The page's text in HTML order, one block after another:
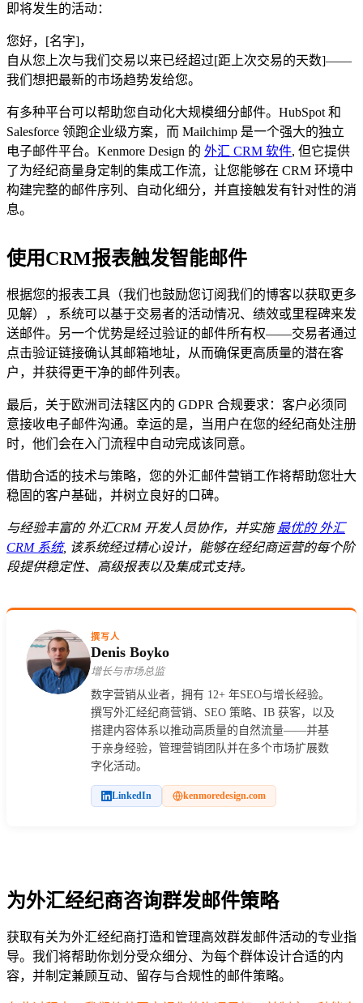
即将发生的活动：
您好，[名字]，
自从您上次与我们交易以来已经超过[距上次交易的天数]——
我们想把最新的市场趋势发给您。
有多种平台可以帮助您自动化大规模细分邮件。HubSpot 和
Salesforce 领跑企业级方案，而 Mailchimp 是一个强大的独立
电子邮件平台。Kenmore Design 的 外汇 CRM 软件, 但它提供
了为经纪商量身定制的集成工作流，让您能够在 CRM 环境中
构建完整的邮件序列、自动化细分，并直接触发有针对性的消
息。
使用CRM报表触发智能邮件
根据您的报表工具（我们也鼓励您订阅我们的博客以获取更多
见解），系统可以基于交易者的活动情况、绩效或里程碑来发
送邮件。另一个优势是经过验证的邮件所有权——交易者通过
点击验证链接确认其邮箱地址，从而确保更高质量的潜在客
户，并获得更干净的邮件列表。
最后，关于欧洲司法辖区内的 GDPR 合规要求：客户必须同
意接收电子邮件沟通。幸运的是，当用户在您的经纪商处注册
时，他们会在入门流程中自动完成该同意。
借助合适的技术与策略，您的外汇邮件营销工作将帮助您壮大
稳固的客户基础，并树立良好的口碑。
与经验丰富的 外汇CRM 开发人员协作，并实施 最优的 外汇
CRM 系统, 该系统经过精心设计，能够在经纪商运营的每个阶
段提供稳定性、高级报表以及集成式支持。
撰写人
Denis Boyko
增长与市场总监
数字营销从业者，拥有 12+ 年SEO与增长经验。
撰写外汇经纪商营销、SEO 策略、IB 获客，以及
搭建内容体系以推动高质量的自然流量——并基
于亲身经验，管理营销团队并在多个市场扩展数
字化活动。
LinkedIn kenmoredesign.com
为外汇经纪商咨询群发邮件策略
获取有关为外汇经纪商打造和管理高效群发邮件活动的专业指
导。我们将帮助你划分受众细分、为每个群体设计合适的内
容，并制定兼顾互动、留存与合规性的邮件策略。